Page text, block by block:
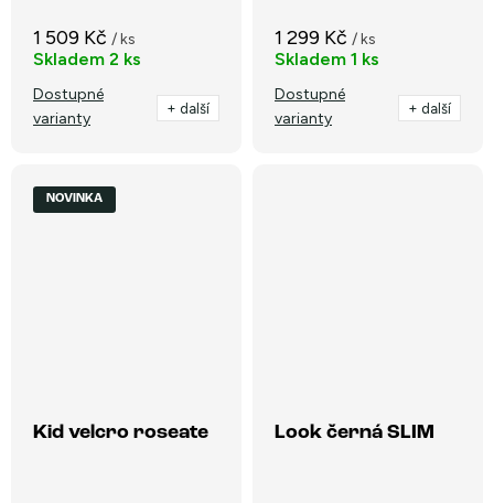
1 509 Kč / ks
Skladem 2 ks
Dostupné
varianty
+ další
1 299 Kč / ks
Skladem 1 ks
Dostupné
varianty
+ další
NOVINKA
Kid velcro roseate Look černá SLIM